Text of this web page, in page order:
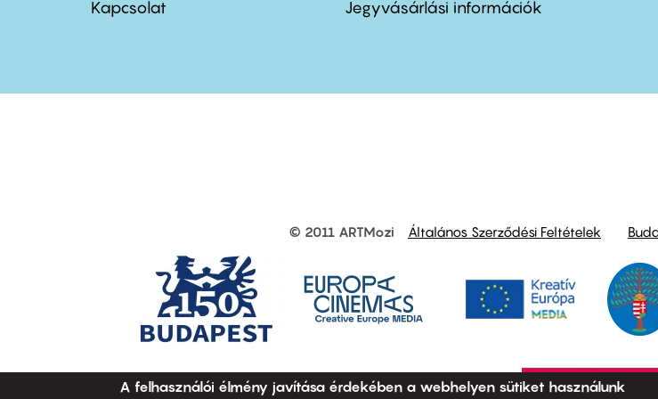
menu
Kapcsolat
menu
Jegyvásárlási információk
other
© 2011 ARTMozi Általános Szerződési Feltételek
A felhasználói élmény javítása érdekében a webhelyen sütiket használunk